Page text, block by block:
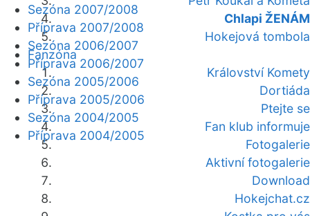
Chlapi ŽENÁM
Hokejová tombola
Fanzóna
Království Komety
Dortiáda
Ptejte se
Fan klub informuje
Fotogalerie
Aktivní fotogalerie
Download
Hokejchat.cz
Sezóna 2007/2008
Příprava 2007/2008
Sezóna 2006/2007
Příprava 2006/2007
Sezóna 2005/2006
Příprava 2005/2006
Sezóna 2004/2005
Příprava 2004/2005